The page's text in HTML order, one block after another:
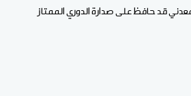
قد حافظ على صدارة الدوري الممتاز